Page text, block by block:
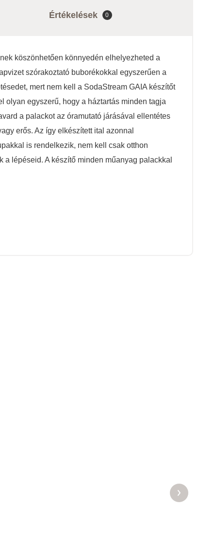
Értékelések 0
köszönhetően könnyedén elhelyezheted a
szórakoztató buborékokkal egyszerűen a
mert nem kell a SodaStream GAIA készítőt
olyan egyszerű, hogy a háztartás minden tagja
a palackot az óramutató járásával ellentétes
erős. Az így elkészített ital azonnal
is rendelkezik, nem kell csak otthon
lépéseid. A készítő minden műanyag palackkal